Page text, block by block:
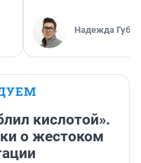
Надежда
кислотой».
о жестоком